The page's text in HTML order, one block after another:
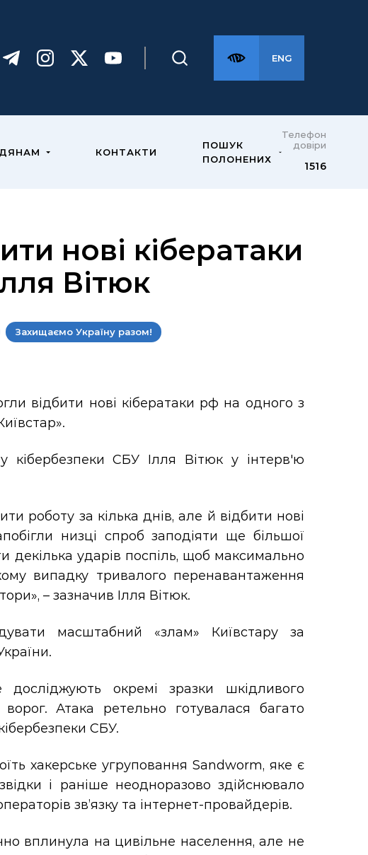
ENG
КОНТАКТИ
ПОШУК
ПОЛОНЕНИХ
Телефон
довіри
1516
нові кібератаки
Вітюк
Захищаємо Україну разом!
відбити нові кібератаки рф на одного з
СБУ Ілля Вітюк у інтерв'ю
роботу за кілька днів, але й відбити нові
низці спроб заподіяти ще більшої
декілька ударів поспіль, щоб максимально
випадку тривалого перенавантаження
– зазначив Ілля Вітюк.
масштабний «злам» Київстару за
досліджують окремі зразки шкідливого
Атака ретельно готувалася багато
СБУ.
хакерське угруповання Sandworm, яке є
і раніше неодноразово здійснювало
зв’язку та інтернет-провайдерів.
вплинула на цивільне населення, але не